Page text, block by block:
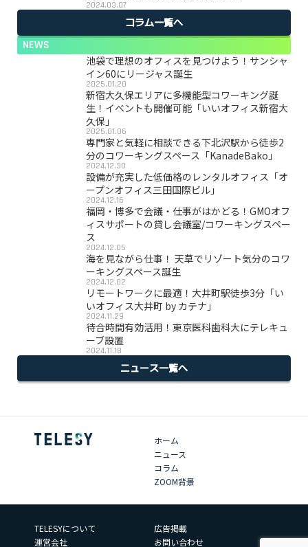
2024.03.07
コラム一覧へ
NEWS
池袋で理想のオフィスを見つけよう！サンシャ
イン60にリージャス誕生
2025.01.20
新宿大久保エリアに多機能型コワーキング誕
生！イベントも開催可能「いいオフィス新宿大
久保」
2025.01.06
専門家と気軽に相談できる下北沢駅から徒歩2
分のコワーキングスペース「KanadeBako」
2024.12.30
設備が充実した低価格のレンタルオフィス「オ
ープンオフィス三田国際ビル」
2024.12.16
福岡・博多で会議・仕事がはかどる！GMOオフ
ィスサポートの貸し会議室/コワーキングスペー
ス
2024.12.05
海を見ながら仕事！ 天草でリゾート気分のコワ
ーキングスペース誕生
2024.12.02
リモートワークに最適！大井町駅徒歩3分「い
いオフィス大井町 by カテナ」
2024.11.29
待合時間有効活用！東京医科歯科大にテレキュ
ーブ設置
2024.11.18
ニュース一覧へ
ホーム
ニュース
コラム
ZOOM背景
TELESYについて
広告掲載
運営会社
お問い合わせ